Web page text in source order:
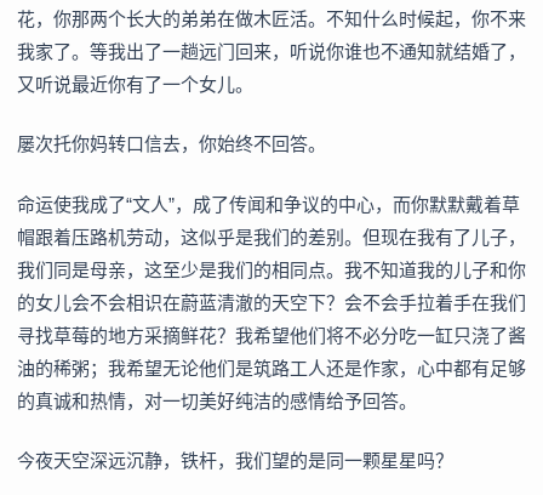
花，你那两个长大的弟弟在做木匠活。不知什么时候起，你不来
我家了。等我出了一趟远门回来，听说你谁也不通知就结婚了，
又听说最近你有了一个女儿。
屡次托你妈转口信去，你始终不回答。
命运使我成了“文人”，成了传闻和争议的中心，而你默默戴着草
帽跟着压路机劳动，这似乎是我们的差别。但现在我有了儿子，
我们同是母亲，这至少是我们的相同点。我不知道我的儿子和你
的女儿会不会相识在蔚蓝清澈的天空下？会不会手拉着手在我们
寻找草莓的地方采摘鲜花？我希望他们将不必分吃一缸只浇了酱
油的稀粥；我希望无论他们是筑路工人还是作家，心中都有足够
的真诚和热情，对一切美好纯洁的感情给予回答。
今夜天空深远沉静，铁杆，我们望的是同一颗星星吗？